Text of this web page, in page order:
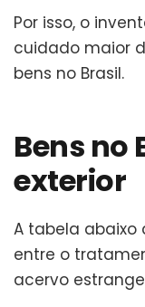
Por isso, o
cuidado maior
bens no Brasil.
Bens no
exterior
A tabela abaixo
entre o
acervo